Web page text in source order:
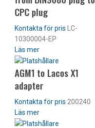
CPC plug
LC-
10300004-EP
Läs mer
AGM1 to Lacos X1
adapter
200240
Läs mer